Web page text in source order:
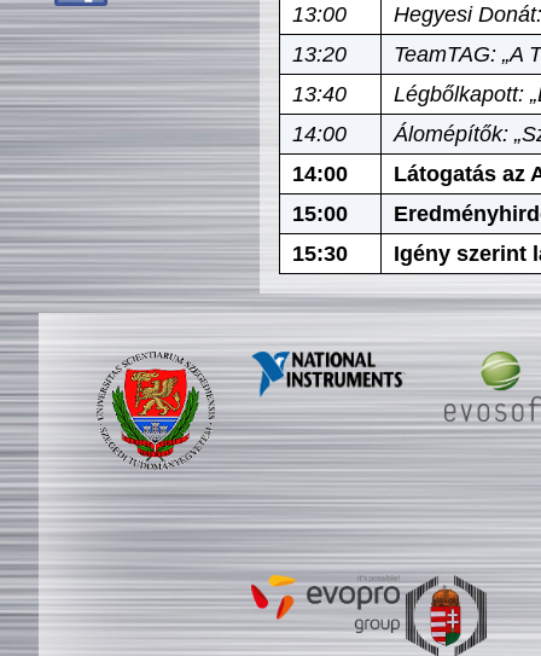
13:00
Hegyesi
13:20
TeamTAG: „A
13:40
Légbőlkapott:
14:00
Álomépítők:
14:00
Látogatás az
15:00
15:30
Igény szerint